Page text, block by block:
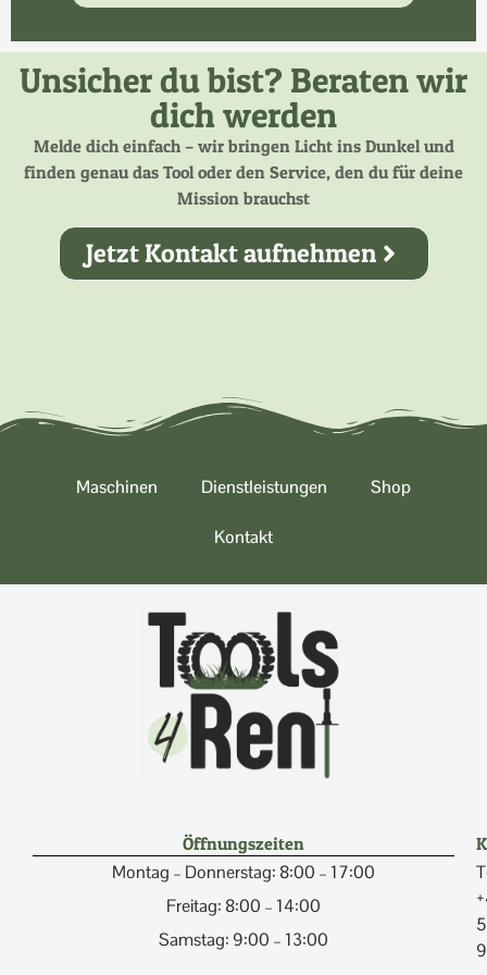
Unsicher du bist? Beraten wir
dich werden
Melde dich einfach – wir bringen Licht ins Dunkel und
finden genau das Tool oder den Service, den du für deine
Mission brauchst
Jetzt Kontakt aufnehmen
Maschinen Dienstleistungen Shop
Kontakt
Öffnungszeiten
Montag – Donnerstag: 8:00 – 17:00
Freitag: 8:00 – 14:00
Samstag: 9:00 – 13:00